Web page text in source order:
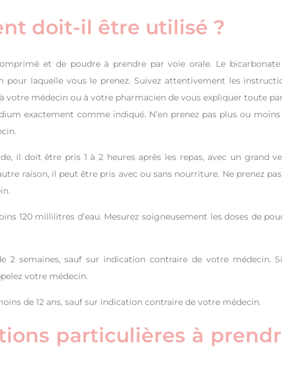
doit-il être utilisé ?
et de poudre à prendre par voie orale. Le bicarbonate
laquelle vous le prenez. Suivez attentivement les
votre médecin ou à votre pharmacien de vous expliquer toute
exactement comme indiqué. N’en prenez pas plus ou
il doit être pris 1 à 2 heures après les repas, avec un grand
raison, il peut être pris avec ou sans nourriture. Ne prenez
120 millilitres d’eau. Mesurez soigneusement les doses de
2 semaines, sauf sur indication contraire de votre médecin.
votre médecin.
de 12 ans, sauf sur indication contraire de votre médecin.
particulières à